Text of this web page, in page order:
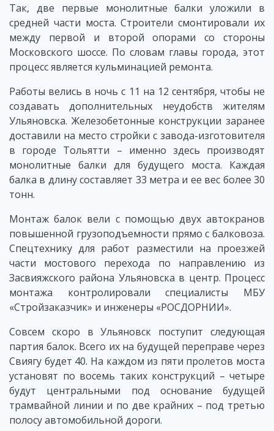
Так, две первые монолитные балки уложили в
средней части моста. Строители смонтировали их
между первой и второй опорами со стороны
Московского шоссе. По словам главы города, этот
процесс является кульминацией ремонта.
Работы велись в ночь с 11 на 12 сентября, чтобы не
создавать дополнительных неудобств жителям
Ульяновска. Железобетонные конструкции заранее
доставили на место стройки с завода-изготовителя
в городе Тольятти – именно здесь производят
монолитные балки для будущего моста. Каждая
балка в длину составляет 33 метра и ее вес более 30
тонн.
Монтаж балок вели с помощью двух автокранов
повышенной грузоподъемности прямо с балковоза.
Спецтехнику для работ разместили на проезжей
части мостового перехода по направлению из
Засвияжского района Ульяновска в центр. Процесс
монтажа контролировали специалисты МБУ
«Стройзаказчик» и инженеры «РОСДОРНИИ».
Совсем скоро в Ульяновск поступит следующая
партия балок. Всего их на будущей переправе через
Свиягу будет 40. На каждом из пяти пролетов моста
установят по восемь таких конструкций – четыре
будут центральными под основание будущей
трамвайной линии и по две крайних – под третью
полосу автомобильной дороги.